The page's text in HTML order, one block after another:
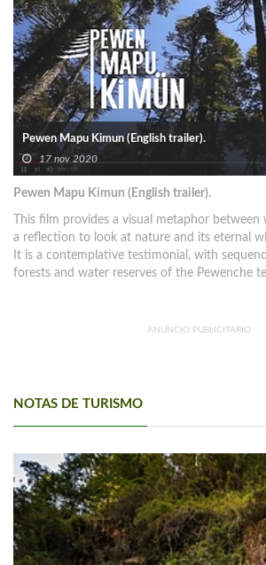
Pewen Mapu Kimun (English trailer).
17 nov 2020
Pewen Mapu Kimun (English trailer).
This film provides a visual metaphor
a reflection to look at nature and its eternal
It is a contemplative testimonial, with
forests and water reserves of the Pewenche
ANUNCIO PUBLICITARIO
NOTAS DE TURISMO